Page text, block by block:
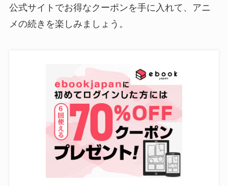
公式サイトでお得なクーポンを手に入れて、アニ
メの続きを楽しみましょう。